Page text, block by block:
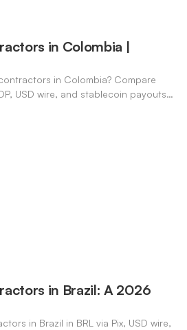
in Colombia |
in Colombia? Compare
USD wire, and stablecoin payouts.
in Brazil: A 2026
in Brazil in BRL via Pix, USD wire,